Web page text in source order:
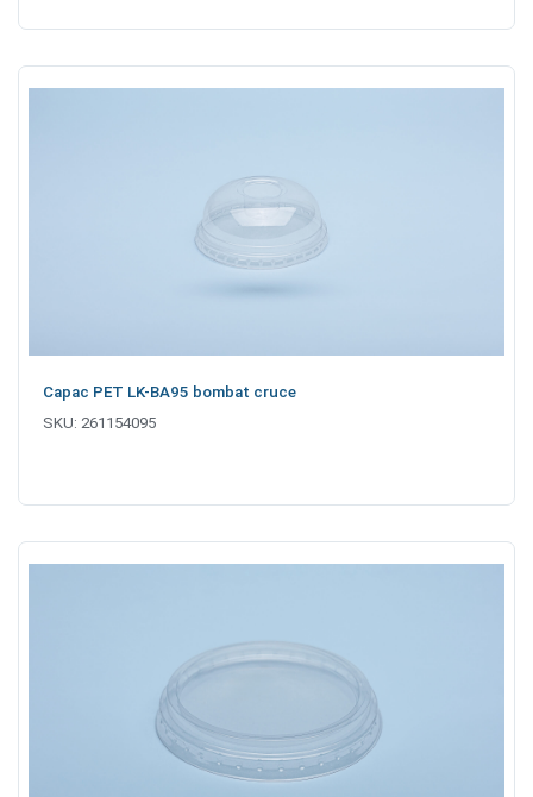
Capac PET LK-BA95 bombat cruce
SKU: 261154095